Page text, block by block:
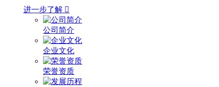
进一步了解 
公司简介
企业文化
荣誉资质